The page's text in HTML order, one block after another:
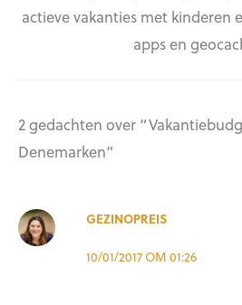
actieve vakanties met kinderen
apps en
2 gedachten over
Denemarken”
GEZINOPREIS
10/01/2017 OM 01:26